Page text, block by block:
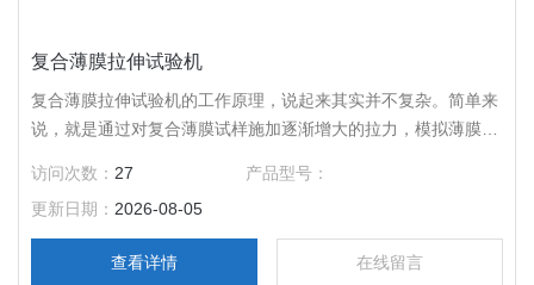
复合薄膜拉伸试验机
复合薄膜拉伸试验机的工作原理，说起来其实并不复杂。简单来
说，就是通过对复合薄膜试样施加逐渐增大的拉力，模拟薄膜在
访问次数： 27
产品型号：
更新日期： 2026-08-05
查看详情 在线留言